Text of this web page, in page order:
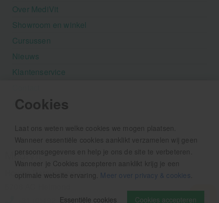
Cookies
Laat ons weten welke cookies we mogen plaatsen.
Wanneer essentiële cookies aanklikt verzamelen wij geen
persoonsgegevens en help je ons de site te verbeteren.
Wanneer je Cookies accepteren aanklikt krijg je een
optimale website ervaring. Meer over privacy & cookies
Cookies accepteren
Essentiële cookies
Over MediVit
Showroom en winkel
Cursussen
Nieuws
Klantenservice
Aanbiedingen
MediVit
Houtse Parallelweg 41
+31 (0)492 - 792 482